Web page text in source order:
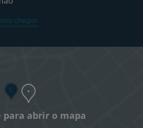
chegar
para abrir o mapa